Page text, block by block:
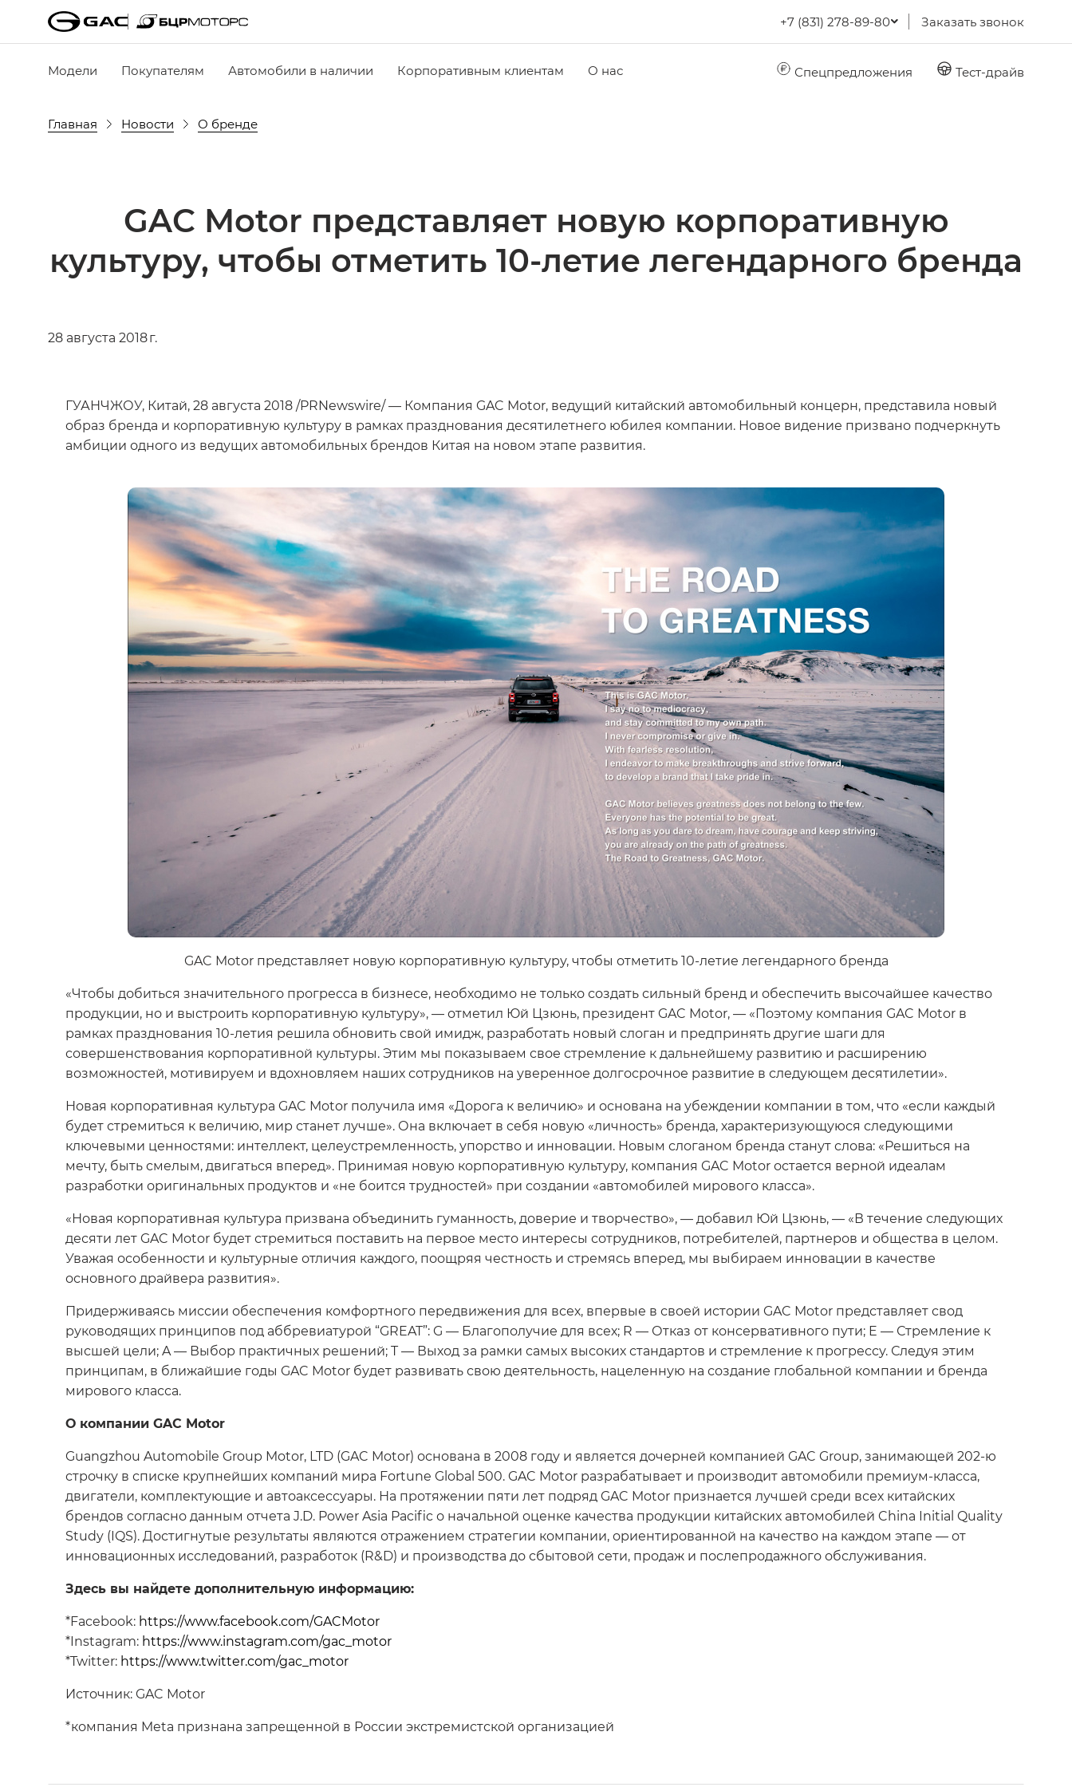
+7 (831) 278-89-80 Заказать звонок
Модели Покупателям Автомобили в наличии Корпоративным клиентам О нас Спецпредложения Тест-драйв
Главная Новости О бренде
GAC Motor представляет новую корпоративную
культуру, чтобы отметить 10-летие легендарного бренда
28 августа 2018 г.
ГУАНЧЖОУ, Китай, 28 августа 2018 /PRNewswire/ — Компания GAC Motor, ведущий китайский автомобильный концерн, представила новый
образ бренда и корпоративную культуру в рамках празднования десятилетнего юбилея компании. Новое видение призвано подчеркнуть
амбиции одного из ведущих автомобильных брендов Китая на новом этапе развития.
GAC Motor представляет новую корпоративную культуру, чтобы отметить 10-летие легендарного бренда
«Чтобы добиться значительного прогресса в бизнесе, необходимо не только создать сильный бренд и обеспечить высочайшее качество
продукции, но и выстроить корпоративную культуру», — отметил Юй Цзюнь, президент GAC Motor, — «Поэтому компания GAC Motor в
рамках празднования 10-летия решила обновить свой имидж, разработать новый слоган и предпринять другие шаги для
совершенствования корпоративной культуры. Этим мы показываем свое стремление к дальнейшему развитию и расширению
возможностей, мотивируем и вдохновляем наших сотрудников на уверенное долгосрочное развитие в следующем десятилетии».
Новая корпоративная культура GAC Motor получила имя «Дорога к величию» и основана на убеждении компании в том, что «если каждый
будет стремиться к величию, мир станет лучше». Она включает в себя новую «личность» бренда, характеризующуюся следующими
ключевыми ценностями: интеллект, целеустремленность, упорство и инновации. Новым слоганом бренда станут слова: «Решиться на
мечту, быть смелым, двигаться вперед». Принимая новую корпоративную культуру, компания GAC Motor остается верной идеалам
разработки оригинальных продуктов и «не боится трудностей» при создании «автомобилей мирового класса».
«Новая корпоративная культура призвана объединить гуманность, доверие и творчество», — добавил Юй Цзюнь, — «В течение следующих
десяти лет GAC Motor будет стремиться поставить на первое место интересы сотрудников, потребителей, партнеров и общества в целом.
Уважая особенности и культурные отличия каждого, поощряя честность и стремясь вперед, мы выбираем инновации в качестве
основного драйвера развития».
Придерживаясь миссии обеспечения комфортного передвижения для всех, впервые в своей истории GAC Motor представляет свод
руководящих принципов под аббревиатурой “GREAT”: G — Благополучие для всех; R — Отказ от консервативного пути; E — Стремление к
высшей цели; A — Выбор практичных решений; T — Выход за рамки самых высоких стандартов и стремление к прогрессу. Следуя этим
принципам, в ближайшие годы GAC Motor будет развивать свою деятельность, нацеленную на создание глобальной компании и бренда
мирового класса.
О компании GAC Motor
Guangzhou Automobile Group Motor, LTD (GAC Motor) основана в 2008 году и является дочерней компанией GAC Group, занимающей 202-ю
строчку в списке крупнейших компаний мира Fortune Global 500. GAC Motor разрабатывает и производит автомобили премиум-класса,
двигатели, комплектующие и автоаксессуары. На протяжении пяти лет подряд GAC Motor признается лучшей среди всех китайских
брендов согласно данным отчета J.D. Power Asia Pacific о начальной оценке качества продукции китайских автомобилей China Initial Quality
Study (IQS). Достигнутые результаты являются отражением стратегии компании, ориентированной на качество на каждом этапе — от
инновационных исследований, разработок (R&D) и производства до сбытовой сети, продаж и послепродажного обслуживания.
Здесь вы найдете дополнительную информацию:
*Facebook: https://www.facebook.com/GACMotor
*Instagram: https://www.instagram.com/gac_motor
*Twitter: https://www.twitter.com/gac_motor
Источник: GAC Motor
*компания Meta признана запрещенной в России экстремистской организацией